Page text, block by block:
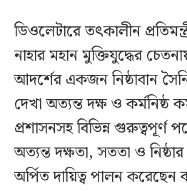
ডিওলেটারে তৎকালীন
নাহার মহান মুক্তিযুদ্ধের
আদর্শের একজন নিষ্ঠাবান
দেখা অত্যন্ত দক্ষ ও কর্মনিষ্ঠ
প্রশাসনসহ বিভিন্ন গুরুত্বপূর্ণ
অত্যন্ত দক্ষতা, সততা ও
অর্পিত দায়িত্ব পালন